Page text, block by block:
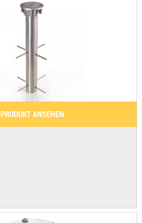
PRODUKT ANSEHEN